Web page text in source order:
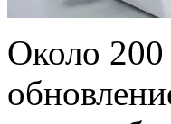
Около 200